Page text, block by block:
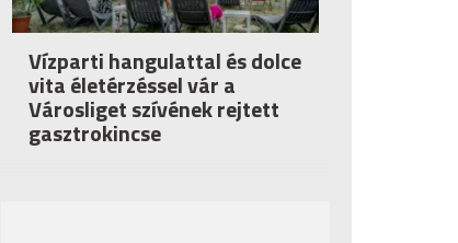
Vízparti hangulattal és dolce
vita életérzéssel vár a
Városliget szívének rejtett
gasztrokincse